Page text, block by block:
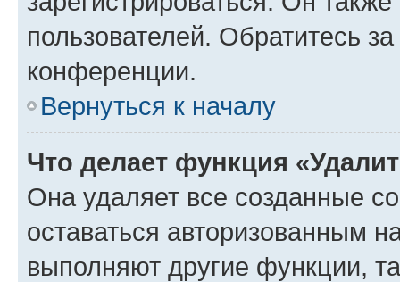
пользователей. Обратитесь
конференции.
Вернуться к началу
Что делает функция
Она удаляет все созданные
оставаться авторизованным
выполняют другие функции,